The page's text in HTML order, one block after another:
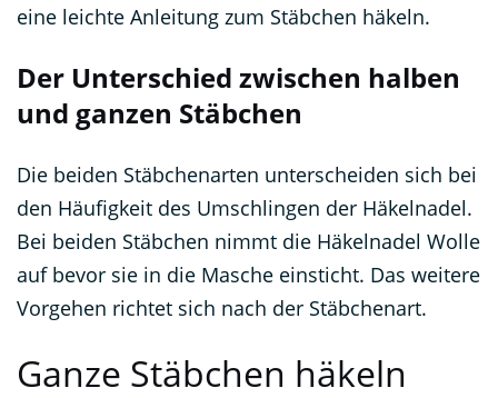
eine leichte Anleitung zum Stäbchen häkeln.
Der Unterschied zwischen halben
und ganzen Stäbchen
Die beiden Stäbchenarten unterscheiden sich bei
den Häufigkeit des Umschlingen der Häkelnadel.
Bei beiden Stäbchen nimmt die Häkelnadel Wolle
auf bevor sie in die Masche einsticht. Das weitere
Vorgehen richtet sich nach der Stäbchenart.
Ganze Stäbchen häkeln